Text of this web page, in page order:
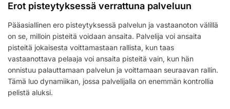
Erot pisteytyksessä verrattuna palveluun
Pääasiallinen ero pisteytyksessä palvelun ja vastaanoton välillä
on se, milloin pisteitä voidaan ansaita. Palvelija voi ansaita
pisteitä jokaisesta voittamastaan rallista, kun taas
vastaanottava pelaaja voi ansaita pisteitä vain, kun hän
onnistuu palauttamaan palvelun ja voittamaan seuraavan rallin.
Tämä luo dynamiikan, jossa palvelijalla on enemmän kontrollia
pelistä aluksi.